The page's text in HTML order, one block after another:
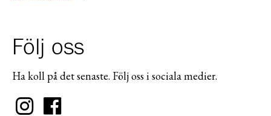
Följ oss
Ha koll på det senaste. Följ oss i sociala medier.